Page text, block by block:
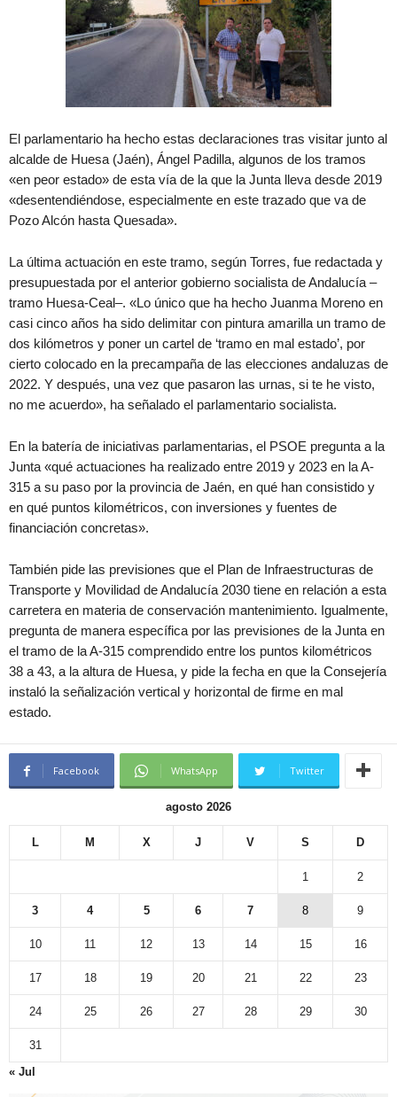
El parlamentario ha hecho estas declaraciones tras visitar junto al
alcalde de Huesa (Jaén), Ángel Padilla, algunos de los tramos
«en peor estado» de esta vía de la que la Junta lleva desde 2019
«desentendiéndose, especialmente en este trazado que va de
Pozo Alcón hasta Quesada».
La última actuación en este tramo, según Torres, fue redactada y
presupuestada por el anterior gobierno socialista de Andalucía –
tramo Huesa-Ceal–. «Lo único que ha hecho Juanma Moreno en
casi cinco años ha sido delimitar con pintura amarilla un tramo de
dos kilómetros y poner un cartel de ‘tramo en mal estado’, por
cierto colocado en la precampaña de las elecciones andaluzas de
2022. Y después, una vez que pasaron las urnas, si te he visto,
no me acuerdo», ha señalado el parlamentario socialista.
En la batería de iniciativas parlamentarias, el PSOE pregunta a la
Junta «qué actuaciones ha realizado entre 2019 y 2023 en la A-
315 a su paso por la provincia de Jaén, en qué han consistido y
en qué puntos kilométricos, con inversiones y fuentes de
financiación concretas».
También pide las previsiones que el Plan de Infraestructuras de
Transporte y Movilidad de Andalucía 2030 tiene en relación a esta
carretera en materia de conservación mantenimiento. Igualmente,
pregunta de manera específica por las previsiones de la Junta en
el tramo de la A-315 comprendido entre los puntos kilométricos
38 a 43, a la altura de Huesa, y pide la fecha en que la Consejería
instaló la señalización vertical y horizontal de firme en mal
estado.
Facebook WhatsApp Twitter
agosto 2026
L M X J V S D
1 2
3 4 5 6 7 8 9
10 11 12 13 14 15 16
17 18 19 20 21 22 23
24 25 26 27 28 29 30
31
« Jul